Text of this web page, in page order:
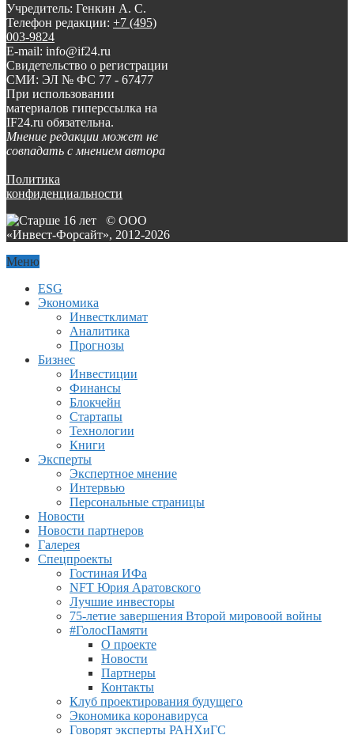
Учредитель: Генкин А. С.
Телефон редакции: +7 (495)
003-9824
E-mail: info@if24.ru
Свидетельство о регистрации
СМИ: ЭЛ № ФС 77 - 67477
При использовании
материалов гиперссылка на
IF24.ru обязательна.
Мнение редакции может не
совпадать с мнением автора
Политика
конфиденциальности
© ООО
«Инвест-Форсайт», 2012-2026
Меню
ESG
Экономика
Инвестклимат
Аналитика
Прогнозы
Бизнес
Инвестиции
Финансы
Блокчейн
Стартапы
Технологии
Книги
Эксперты
Экспертное мнение
Интервью
Персональные страницы
Новости
Новости партнеров
Галерея
Спецпроекты
Гостиная ИФа
NFT Юрия Аратовского
Лучшие инвесторы
75-летие завершения Второй мировоой войны
#ГолосПамяти
О проекте
Новости
Партнеры
Контакты
Клуб проектирования будущего
Экономика коронавируса
Говорят эксперты РАНХиГС